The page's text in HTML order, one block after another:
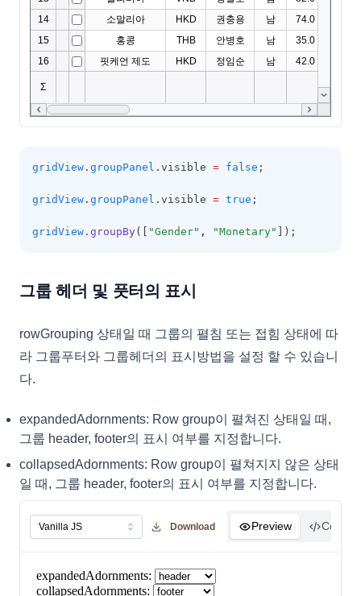
gridView . groupPanel .visible = false ;
gridView . groupPanel .visible = true ;
gridView .groupBy ([ "Gender" , "Monetary" ]);
그룹 헤더 및 풋터의 표시
rowGrouping 상태일 때 그룹의 펼침 또는 접힘 상태에 따
라 그룹푸터와 그룹헤더의 표시방법을 설정 할 수 있습니
다.
expandedAdornments: Row group이 펼쳐진 상태일 때,
그룹 header, footer의 표시 여부를 지정합니다.
collapsedAdornments: Row group이 펼쳐지지 않은 상태
일 때, 그룹 header, footer의 표시 여부를 지정합니다.
Download Preview Code